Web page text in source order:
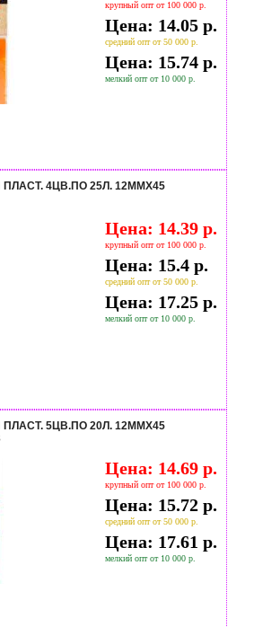
крупный опт от 100 000 р.
Цена: 14.05 р.
средний опт от 50 000 р.
Цена: 15.74 р.
мелкий опт от 10 000 р.
4ЦВ.ПО 25Л. 12ММХ45
Цена: 14.39 р.
крупный опт от 100 000 р.
Цена: 15.4 р.
средний опт от 50 000 р.
Цена: 17.25 р.
мелкий опт от 10 000 р.
5ЦВ.ПО 20Л. 12ММХ45
Цена: 14.69 р.
крупный опт от 100 000 р.
Цена: 15.72 р.
средний опт от 50 000 р.
Цена: 17.61 р.
мелкий опт от 10 000 р.